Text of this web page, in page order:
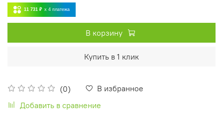
(0)
В избранное
Добавить в сравнение
11 731 ₽ x 4 платежа
В корзину
Купить в 1 клик